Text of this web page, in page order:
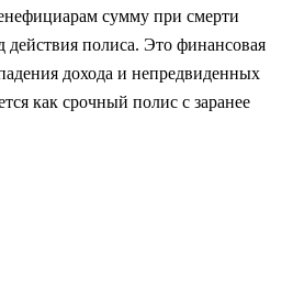
сумму при смерти
действия полиса. Это финансовая
дохода и непредвиденных
как срочный полис с заранее